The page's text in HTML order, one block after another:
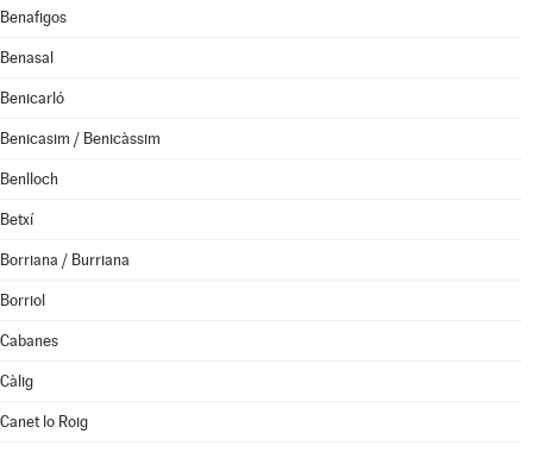
Benafigos
Benasal
Benicarló
Benicasim / Benicàssim
Benlloch
Betxí
Borriana / Burriana
Borriol
Cabanes
Càlig
Canet lo Roig